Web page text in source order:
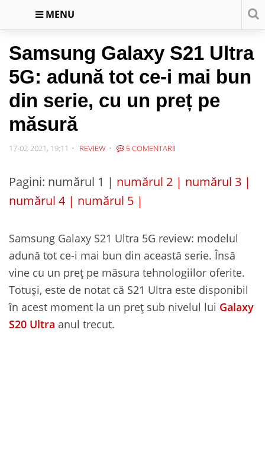
MENU
Samsung Galaxy S21 Ultra
5G: adună tot ce-i mai bun
din serie, cu un preț pe
măsură
17-02-2021, 19:11 REVIEW 5 COMENTARII
Pagini: numărul 1 | numărul 2 | numărul 3 |
numărul 4 | numărul 5 |
Samsung Galaxy S21 Ultra 5G review: modelul
adună tot ce-i mai bun din această serie. Însă
vine cu un preț pe măsura tehnologiilor oferite.
Totuși, este de notat că S21 Ultra este disponibil
în acest moment la un preț sub nivelul lui Galaxy
S20 Ultra anul trecut.